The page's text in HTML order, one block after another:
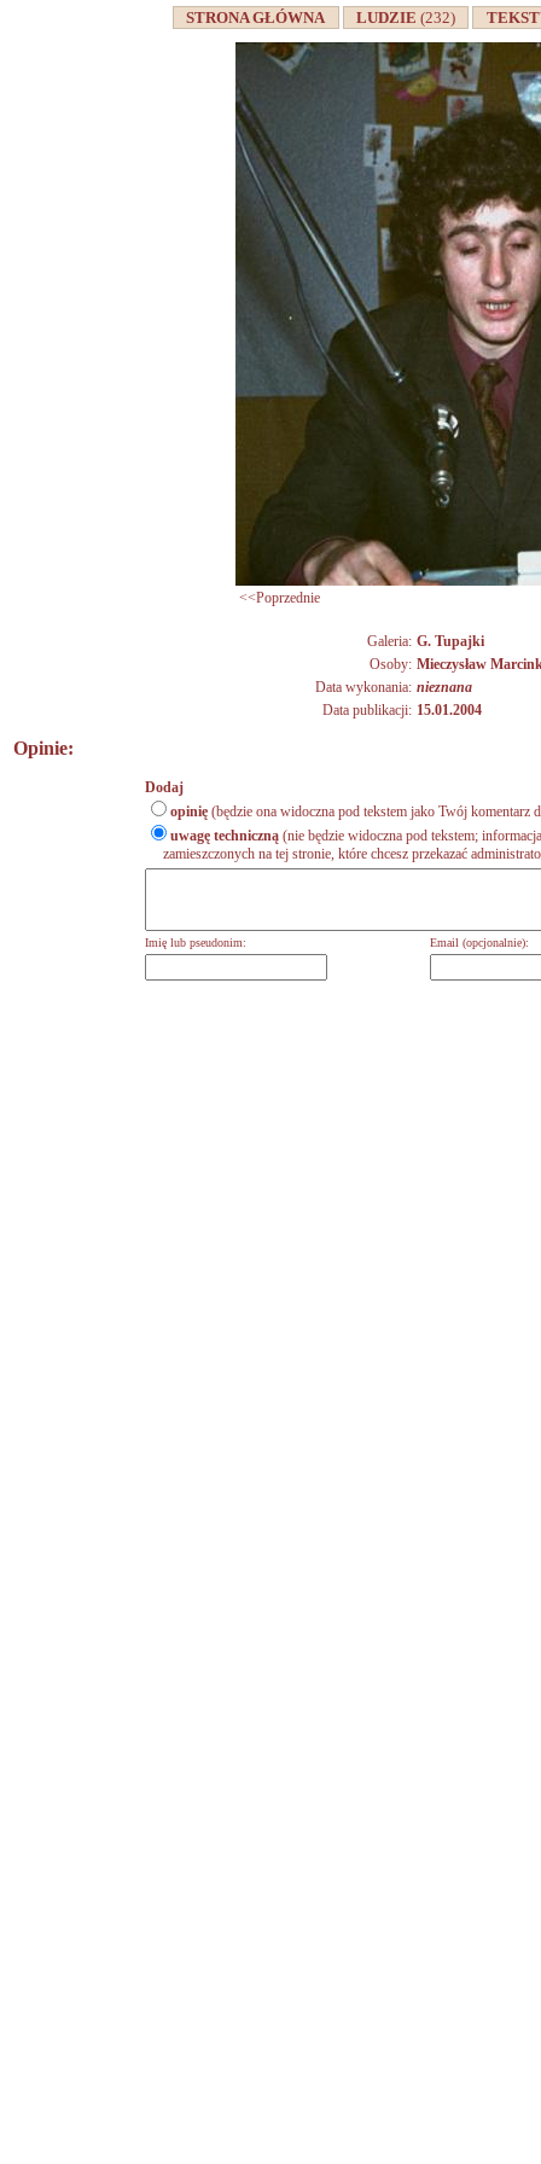
STRONA GŁÓWNA LUDZIE(232)
<<Poprzednie
Galeria: G. Tupajki
Osoby: Mieczysław
Data wykonania: nieznana
Data publikacji: 15.01.2004
Opinie:
Dodaj
opinię (będzie ona widoczna pod tekstem jako Twój komentarz
uwagę techniczną (nie będzie widoczna pod tekstem;
zamieszczonych na tej stronie, które chcesz przekazać
Imię lub pseudonim: Email (opcjonalnie):